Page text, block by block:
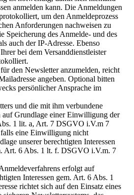
anmelden kann. Die Anmeldungen
um den Anmeldeprozess
Anforderungen nachweisen zu
Speicherung des Anmelde- und des
auch der IP-Adresse. Ebenso
bei dem Versanddienstleister
den Newsletter anzumelden, reicht
angeben. Optional bitten
persönlicher Ansprache im
und die mit ihm verbundene
auf Grundlage einer Einwilligung der
1 lit. a, Art. 7 DSGVO i.V.m 7
eine Einwilligung nicht
unserer berechtigten Interessen
Art. 6 Abs. 1 lt. f. DSGVO i.V.m. 7
erfolgt auf
Interessen gem. Art. 6 Abs. 1
richtet sich auf den Einsatz eines